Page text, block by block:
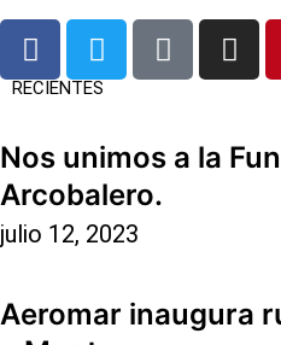
RECIENTES
Nos unimos a la
Arcobalero.
julio 12, 2023
Aeromar inaugura